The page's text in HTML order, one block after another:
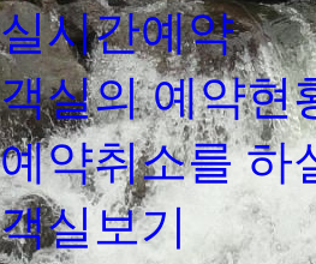
실시간예약
객실의 예약현
예약취소를 하
객실보기